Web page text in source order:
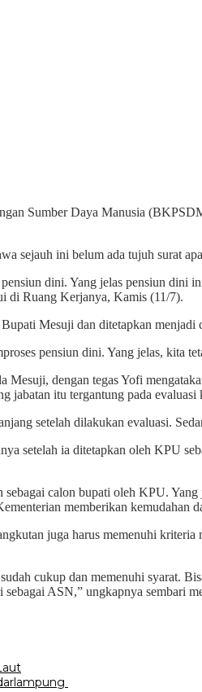
Sumber Daya Manusia
sejauh ini belum ada tujuh surat
dini. Yang jelas pensiun
di Ruang Kerjanya, Kamis (11/7).
Mesuji dan ditetapkan
pensiun dini. Yang jelas, kita
Mesuji, dengan tegas Yofi
jabatan itu tergantung pada
setelah dilakukan evaluasi.
setelah ia ditetapkan oleh KPU
calon bupati oleh KPU.
memberikan kemudahan
juga harus memenuhi
cukup dan memenuhi syarat.
ASN,” ungkapnya